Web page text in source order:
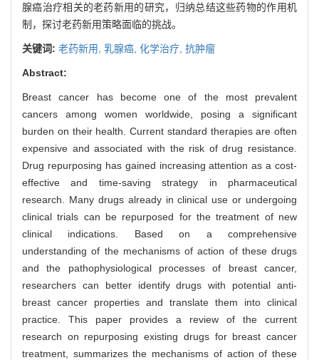
腺癌治疗相关的老药新用的研究，归纳总结这些药物的作用机
制，探讨老药新用策略面临的挑战。
关键词: 老药新用, 乳腺癌, 化学治疗, 抗肿瘤
Abstract:
Breast cancer has become one of the most prevalent
cancers among women worldwide, posing a significant
burden on their health. Current standard therapies are often
expensive and associated with the risk of drug resistance.
Drug repurposing has gained increasing attention as a cost-
effective and time-saving strategy in pharmaceutical
research. Many drugs already in clinical use or undergoing
clinical trials can be repurposed for the treatment of new
clinical indications. Based on a comprehensive
understanding of the mechanisms of action of these drugs
and the pathophysiological processes of breast cancer,
researchers can better identify drugs with potential anti-
breast cancer properties and translate them into clinical
practice. This paper provides a review of the current
research on repurposing existing drugs for breast cancer
treatment, summarizes the mechanisms of action of these